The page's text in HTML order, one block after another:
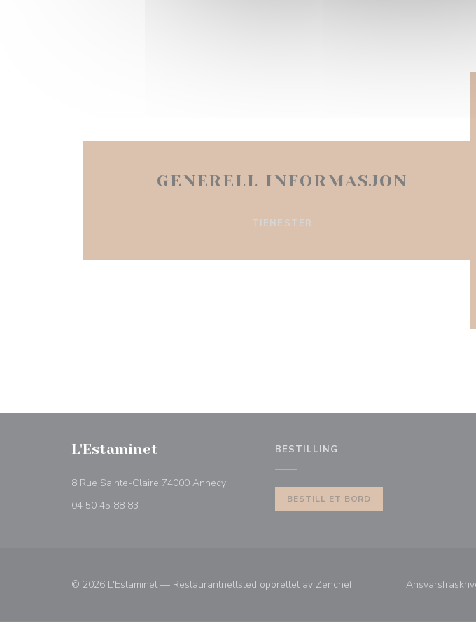
GENERELL INFORMASJON
TJENESTER
L'Estaminet
8 Rue Sainte-Claire 74000 Annecy((åpner i et nytt vindu))
04 50 45 88 83
BESTILLING
BESTILL ET BORD
© 2026 L'Estaminet — Restaurantnettsted opprettet av Zenchef((åpner i et nytt vindu))